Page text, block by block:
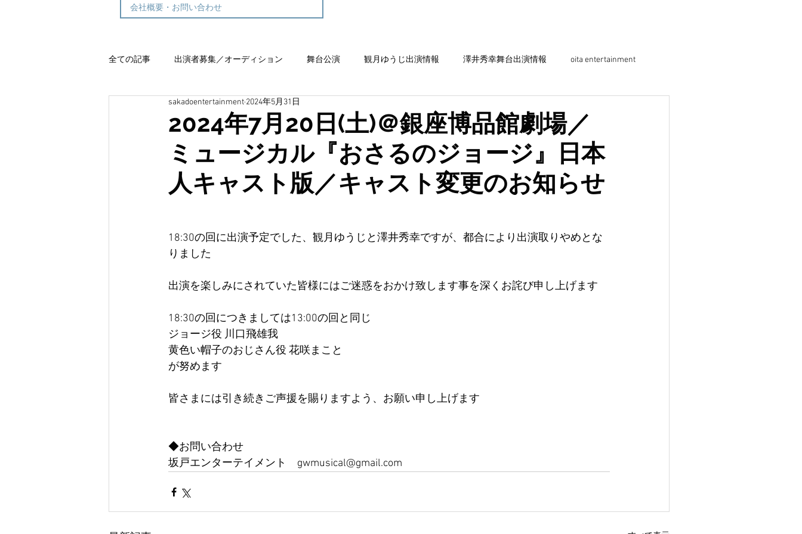
会社概要・お問い合わせ
全ての記事 出演者募集／オーディション 舞台公演 観月ゆうじ出演情報 澤井秀幸舞台出演情報 oita entertainment
グランワルツ
2024年7月20日(土)＠銀座博品館劇場／
ミュージカル『おさるのジョージ』日本
人キャスト版／キャスト変更のお知らせ
sakadoentertainment 2024年5月31日
18:30の回に出演予定でした、観月ゆうじと澤井秀幸ですが、都合により出演取りやめとな
りました
出演を楽しみにされていた皆様にはご迷惑をおかけ致します事を深くお詫び申し上げます
18:30の回につきましては13:00の回と同じ
ジョージ役 川口飛雄我
黄色い帽子のおじさん役 花咲まこと
が努めます
皆さまには引き続きご声援を賜りますよう、お願い申し上げます
​◆お問い合わせ
坂戸エンターテイメント　gwmusical@gmail.com